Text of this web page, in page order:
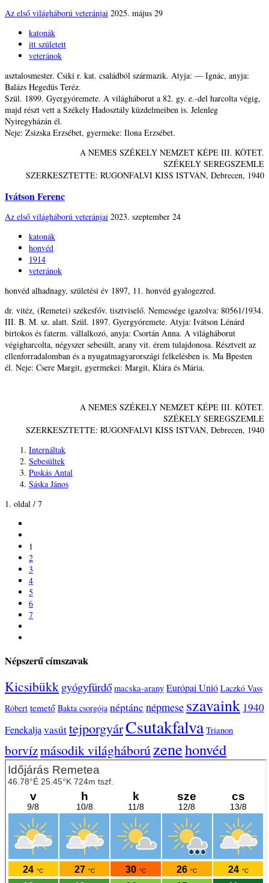
Az első világháború veteránjai 2025. május 29
katonák
itt született
veteránok
asztalosmester. Csiki r. kat. családból származik. Atyja: — Ignác, anyja:
Balázs Hegedüs Teréz.
Szül. 1899. Gyergyóremete. A világháborut a 82. gy. e.-del harcolta végig,
majd részt vett a Székely Hadosztály küzdelmeiben is. Jelenleg
Nyiregyházán él.
Neje: Zsizska Erzsébet, gyermeke: Ilona Erzsébet.
A NEMES SZÉKELY NEMZET KÉPE III. KÖTET.
SZÉKELY SEREGSZEMLE
SZERKESZTETTE: RUGONFALVI KISS ISTVÁN, Debrecen, 1940
Ivátson Ferenc
Az első világháború veteránjai 2023. szeptember 24
katonák
honvéd
1914
veteránok
honvéd alhadnagy, születési év 1897, 11. honvéd gyalogezred.
dr. vitéz, (Remetei) székesfőv. tisztviselő. Nemessége igazolva: 80561/1934.
III. B. M. sz. alatt. Szül. 1897. Gyergyóremete. Atyja: Ivátson Lénárd
birtokos és faterm. vállalkozó, anyja: Csortán Anna. A világháborut
végigharcolta, négyszer sebesült, arany vit. érem tulajdonosa. Résztvett az
ellenforradalomban és a nyugatmagyarországi felkelésben is. Ma Bpesten
él. Neje: Csere Margit, gyermekei: Margit, Klára és Mária.
A NEMES SZÉKELY NEMZET KÉPE III. KÖTET.
SZÉKELY SEREGSZEMLE
SZERKESZTETTE: RUGONFALVI KISS ISTVÁN, Debrecen, 1940
Internáltak
Sebesültek
Puskás Antal
Sáska János
1. oldal / 7
1
2
3
4
5
6
7
Népszerű címszavak
Kicsibükk gyógyfürdő macska-arany Európai Unió Laczkó Vass
Róbert temető Bakta csorgója néptánc népmese szavaink 1940
FenekaljavasúttejporgyárCsutakfalva Trianon
borvízmásodik világháborúzenehonvéd